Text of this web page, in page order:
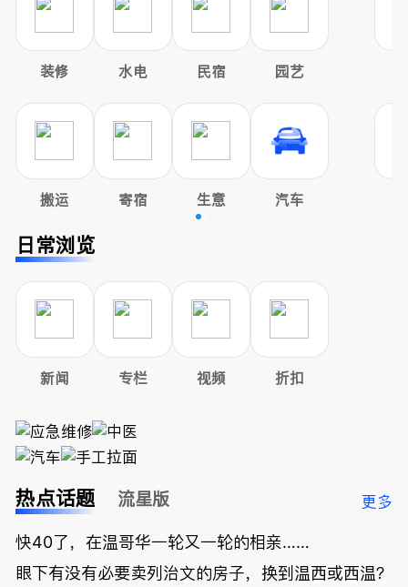
装修 水电 民宿 园艺
搬运 寄宿 生意 汽车
日常浏览
新闻 专栏 视频 折扣
热点话题 流星版 更多
快40了，在温哥华一轮又一轮的相亲……
眼下有没有必要卖列治文的房子，换到温西或西温？